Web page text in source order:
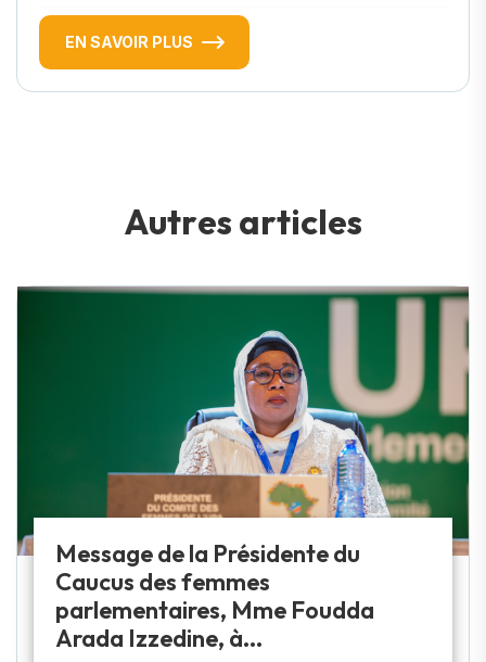
EN SAVOIR PLUS
Autres articles
Message de la Présidente du
Caucus des femmes
parlementaires, Mme Foudda
Arada Izzedine, à...